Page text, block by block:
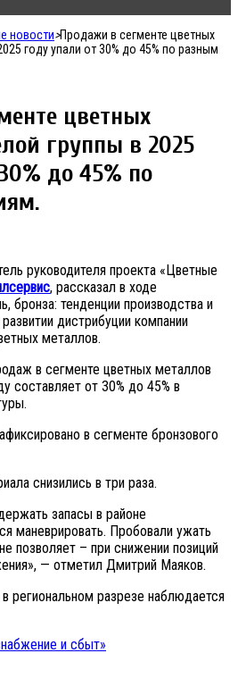
новости>Продажи в сегменте цветных
году упали от 30% до 45% по разным
цветных
группы в 2025
до 45% по
руководителя проекта «Цветные
, рассказал в ходе
бронза: тенденции производства и
дистрибуции компании
металлов.
в сегменте цветных металлов
составляет от 30% до 45% в
в сегменте бронзового
снизились в три раза.
запасы в районе
маневрировать. Пробовали ужать
позволяет – при снижении позиций
— отметил Дмитрий Маяков.
региональном разрезе наблюдается
и сбыт»